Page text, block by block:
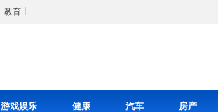
教育
游戏娱乐 健康 汽车 房产